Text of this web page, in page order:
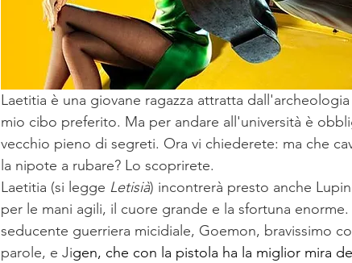
Laetitia è una giovane ragazza attratta
mio cibo preferito. Ma per andare all'università è
vecchio pieno di segreti. Ora vi chiederete: ma che
la nipote a rubare? Lo scoprirete.
Laetitia (si legge Letisià) incontrerà presto anche
per le mani agili, il cuore grande e la sfortuna
seducente guerriera micidiale, Goemon, bravissimo
parole, e Jigen, che con la pistola ha la miglior mira